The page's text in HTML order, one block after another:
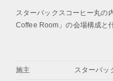
スターバックスコーヒー丸の
Coffee Room」の会場構成と
施主 スターバッ